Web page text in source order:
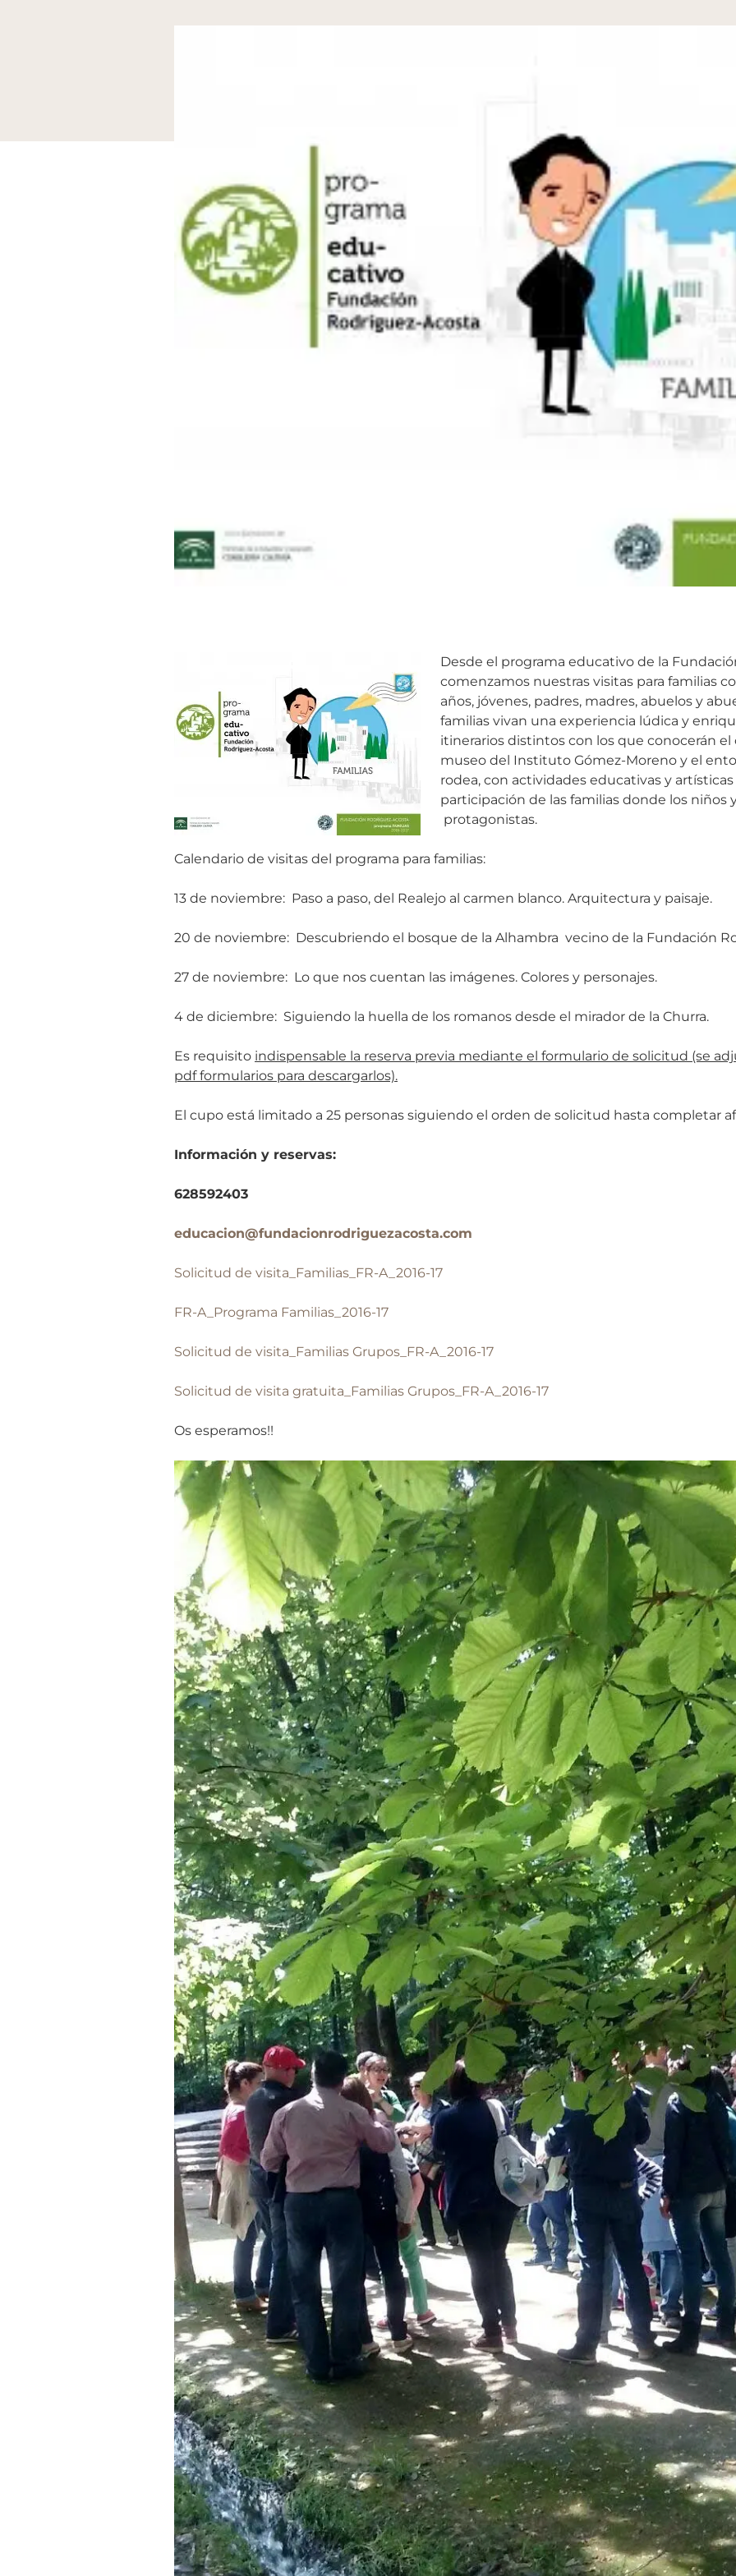
Desde el programa educativo de la
comenzamos nuestras visitas para familias
años, jóvenes, padres, madres, abuelos y
familias vivan una experiencia lúdica y
itinerarios distintos con los que conocerán
museo del Instituto Gómez-Moreno y el
rodea, con actividades educativas y
participación de las familias donde los niños
protagonistas.
Calendario de visitas del programa para familias:
13 de noviembre: Paso a paso, del Realejo al carmen blanco. Arquitectura y paisaje.
20 de noviembre: Descubriendo el bosque de la Alhambra vecino de la Fundación
27 de noviembre: Lo que nos cuentan las imágenes. Colores y personajes.
4 de diciembre: Siguiendo la huella de los romanos desde el mirador de la Churra.
Es requisito indispensable la reserva previa mediante el formulario de solicitud (se
pdf formularios para descargarlos).
El cupo está limitado a 25 personas siguiendo el orden de solicitud hasta completar
Información y reservas:
628592403
educacion@fundacionrodriguezacosta.com
Solicitud de visita_Familias_FR-A_2016-17
FR-A_Programa Familias_2016-17
Solicitud de visita_Familias Grupos_FR-A_2016-17
Solicitud de visita gratuita_Familias Grupos_FR-A_2016-17
Os esperamos!!